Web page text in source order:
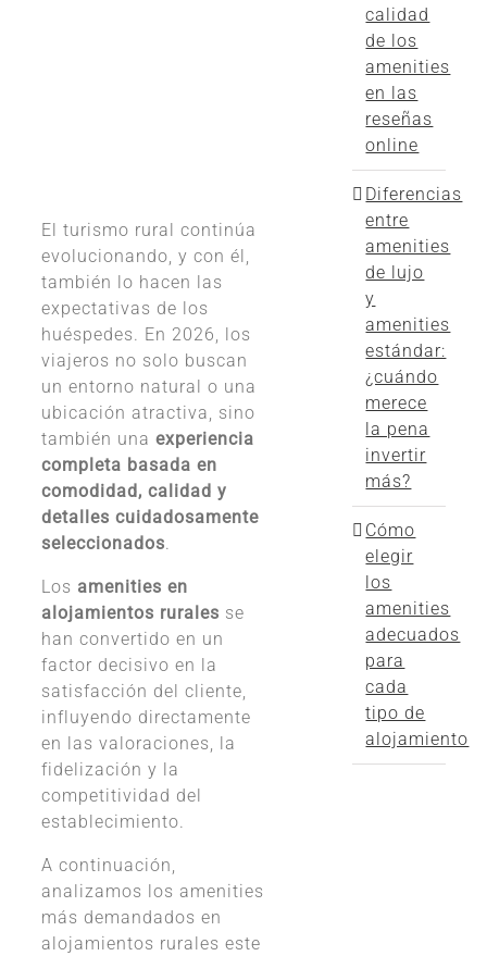
El turismo rural continúa
evolucionando, y con él,
también lo hacen las
expectativas de los
huéspedes. En 2026, los
viajeros no solo buscan
un entorno natural o una
ubicación atractiva, sino
también una experiencia
completa basada en
comodidad, calidad y
detalles cuidadosamente
seleccionados.
Los amenities en
alojamientos rurales se
han convertido en un
factor decisivo en la
satisfacción del cliente,
influyendo directamente
en las valoraciones, la
fidelización y la
competitividad del
establecimiento.
A continuación,
analizamos los amenities
más demandados en
alojamientos rurales este
calidad
de los
amenities
en las
reseñas
online
Diferencias
entre
amenities
de lujo
y
amenities
estándar:
¿cuándo
merece
la pena
invertir
más?
Cómo
elegir
los
amenities
adecuados
para
cada
tipo de
alojamiento